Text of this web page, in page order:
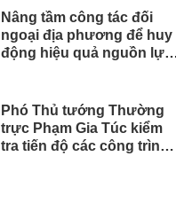
Nâng tầm công tác đối
ngoại địa phương để huy
động hiệu quả nguồn lực
Phó Thủ tướng Thường
trực Phạm Gia Túc kiểm
tra tiến độ các công trình